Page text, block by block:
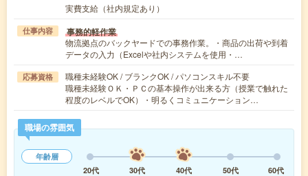
実費支給（社内規定あり）
仕事内容 事務的軽作業
物流拠点のバックヤードでの事務作業。・商品の出荷や到着
データの入力（Excelや社内システムを使用・…
応募資格
職種未経験OK / ブランクOK / パソコンスキル不要
職種未経験ＯＫ・ＰＣの基本操作が出来る方（授業で触れた
程度のレベルでOK）・明るくコミュニケーション…
職場の雰囲気
年齢層
20代
30代 40代 50代
60代